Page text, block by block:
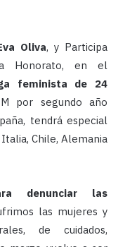
Oliva, y Participa
Honorato, en el
feminista de 24
por segundo año
tendrá especial
Chile, Alemania
denunciar las
las mujeres y
de cuidados,